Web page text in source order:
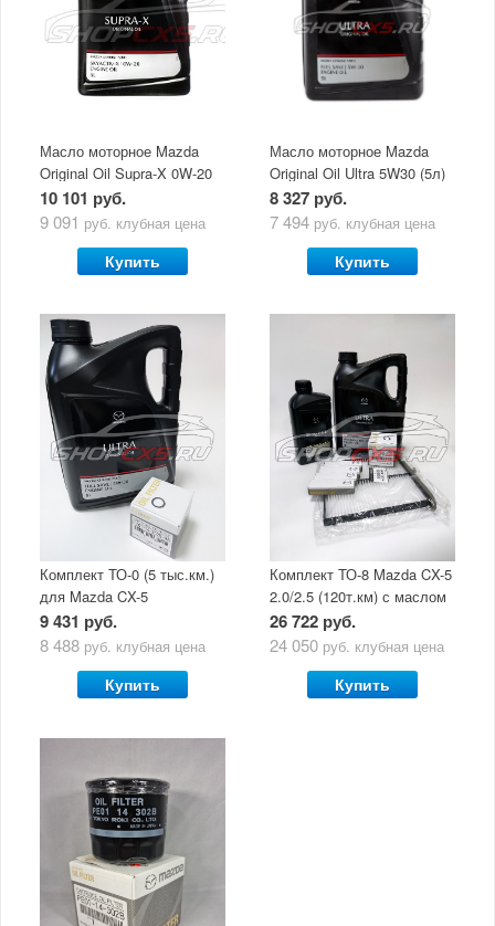
Масло моторное Mazda
Original Oil Supra-X 0W-20
(5 л)
10 101 руб.
9 091 руб. клубная цена
Купить
Масло моторное Mazda
Original Oil Ultra 5W30 (5л)
8 327 руб.
7 494 руб. клубная цена
Купить
Комплект ТО-0 (5 тыс.км.)
для Mazda CX-5
(двигатель 2.0/2.5) с
маслом Mazda Original Oil
9 431 руб.
8 488 руб. клубная цена
Купить
Комплект ТО-8 Mazda CX-5
2.0/2.5 (120т.км) с маслом
Mazda Original Oil Ultra
5W30
26 722 руб.
24 050 руб. клубная цена
Купить